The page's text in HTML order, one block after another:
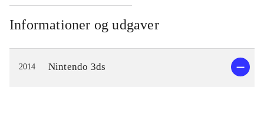
Informationer og udgaver
2014 Nintendo 3ds